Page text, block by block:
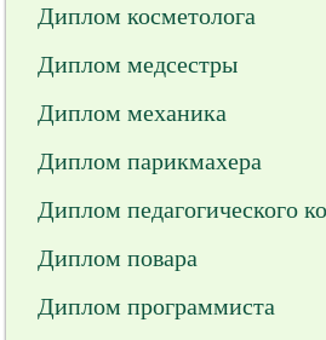
Диплом косметолога
Диплом медсестры
Диплом механика
Диплом парикмахера
Диплом педагогического
Диплом повара
Диплом программиста